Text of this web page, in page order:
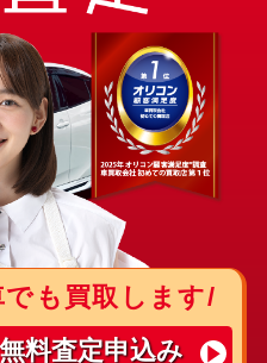
も買取します/
無料査定申込み